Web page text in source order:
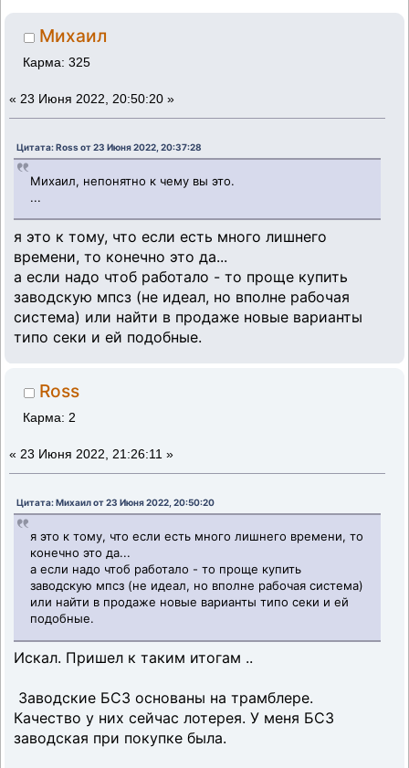
Михаил
Карма: 325
« 23 Июня 2022, 20:50:20 »
Цитата: Ross от 23 Июня 2022, 20:37:28
Михаил, непонятно к чему вы это.
...
я это к тому, что если есть много лишнего
времени, то конечно это да...
а если надо чтоб работало - то проще купить
заводскую мпсз (не идеал, но вполне рабочая
система) или найти в продаже новые варианты
типо секи и ей подобные.
Ross
Карма: 2
« 23 Июня 2022, 21:26:11 »
Цитата: Михаил от 23 Июня 2022, 20:50:20
я это к тому, что если есть много лишнего времени, то
конечно это да...
а если надо чтоб работало - то проще купить
заводскую мпсз (не идеал, но вполне рабочая система)
или найти в продаже новые варианты типо секи и ей
подобные.
Искал. Пришел к таким итогам ..
Заводские БСЗ основаны на трамблере.
Качество у них сейчас лотерея. У меня БСЗ
заводская при покупке была.